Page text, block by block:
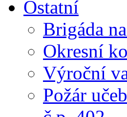
Ostatní
Brigáda
Okresní
Výroční
Požár